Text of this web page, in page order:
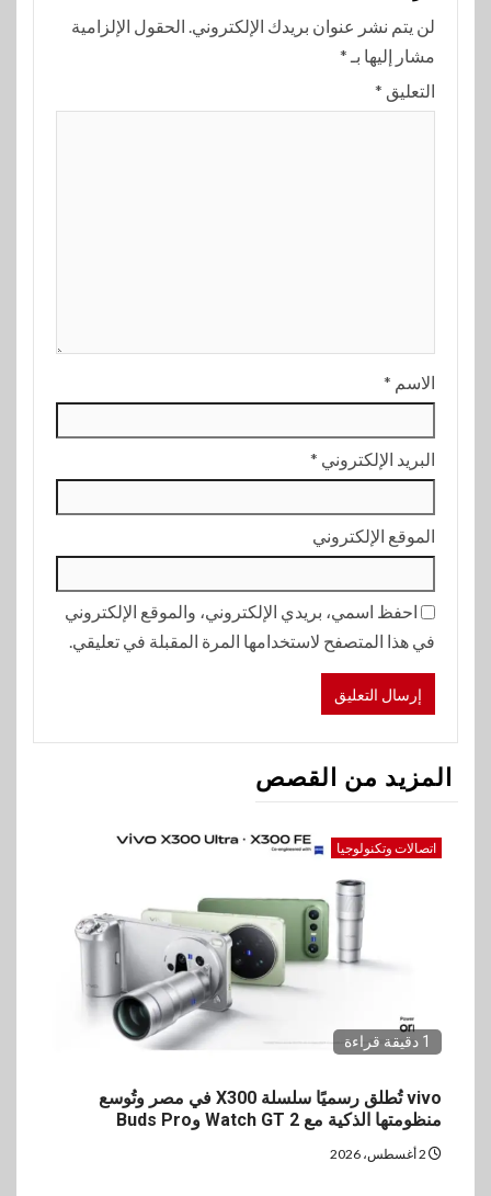
لن يتم نشر عنوان بريدك الإلكتروني. الحقول الإلزامية
مشار إليها بـ *
التعليق *
الاسم *
البريد الإلكتروني *
الموقع الإلكتروني
احفظ اسمي، بريدي الإلكتروني، والموقع الإلكتروني
في هذا المتصفح لاستخدامها المرة المقبلة في تعليقي.
المزيد من القصص
اتصالات وتكنولوجيا
1 دقيقة قراءة
vivo تُطلق رسميًا سلسلة X300 في مصر وتُوسع
منظومتها الذكية مع Watch GT 2 وBuds Pro